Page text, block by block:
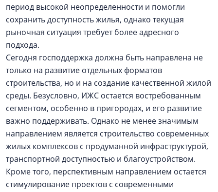
период высокой неопределенности и помогли
сохранить доступность жилья, однако текущая
рыночная ситуация требует более адресного
подхода.
Сегодня господдержка должна быть направлена не
только на развитие отдельных форматов
строительства, но и на создание качественной жилой
среды. Безусловно, ИЖС остается востребованным
сегментом, особенно в пригородах, и его развитие
важно поддерживать. Однако не менее значимым
направлением является строительство современных
жилых комплексов с продуманной инфраструктурой,
транспортной доступностью и благоустройством.
Кроме того, перспективным направлением остается
стимулирование проектов с современными